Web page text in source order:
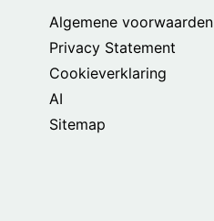
Algemene voorwaarden
Privacy Statement
Cookieverklaring
AI
Sitemap